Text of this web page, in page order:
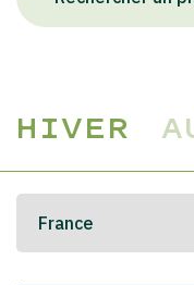
HIVER